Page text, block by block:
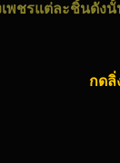
พชรแต่ละชิ้นดัง
กดลิ่